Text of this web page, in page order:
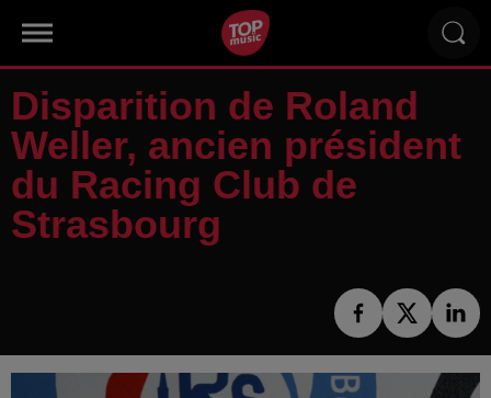
Disparition de Roland
Weller, ancien président
du Racing Club de
Strasbourg